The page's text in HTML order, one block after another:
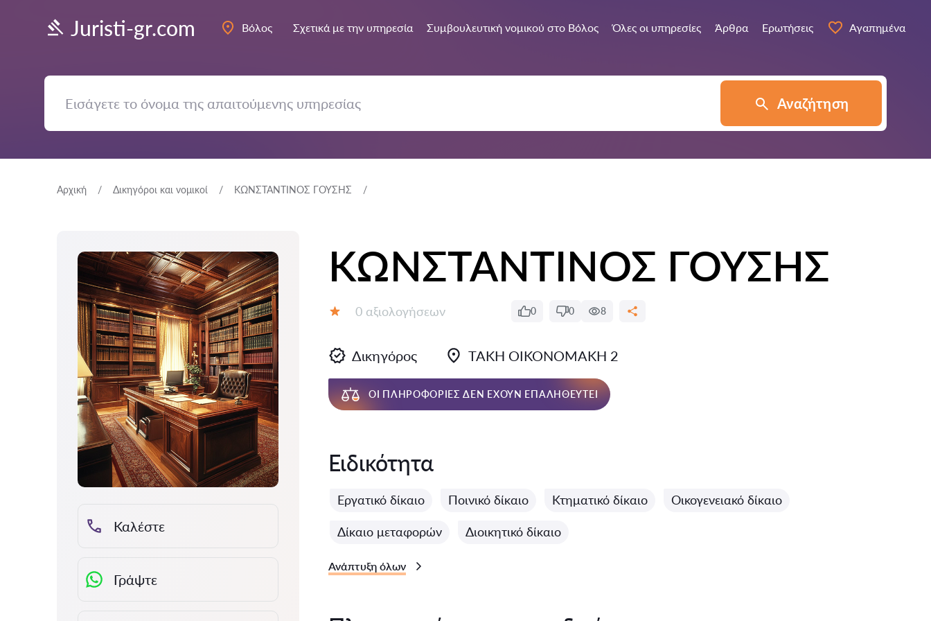
Juristi-gr.com Βόλος Σχετικά με την υπηρεσία Συμβουλευτική νομικού στο Βόλος Όλες οι υπηρεσίες Άρθρα Ερωτήσεις Αγαπημένα
Αναζήτηση
Αρχική Δικηγόροι και νομικοί ΚΩΝΣΤΑΝΤΙΝΟΣ ΓΟΥΣΗΣ
Καλέστε
Γράψτε
ΚΩΝΣΤΑΝΤΙΝΟΣ ΓΟΥΣΗΣ
Αξιολογήσεις:
0 αξιολογήσεων 0 0 8
Δικηγόρος ΤΑΚΗ ΟΙΚΟΝΟΜΑΚΗ 2
ΟΙ ΠΛΗΡΟΦΟΡΊΕΣ ΔΕΝ ΈΧΟΥΝ ΕΠΑΛΗΘΕΥΤΕΊ
Ειδικότητα
Εργατικό δίκαιο Ποινικό δίκαιο Κτηματικό δίκαιο Οικογενειακό δίκαιο
Δίκαιο μεταφορών Διοικητικό δίκαιο
Ανάπτυξη όλων